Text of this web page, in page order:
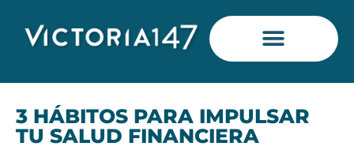
Saltar
contenido
3 HÁBITOS PARA IMPULSAR
TU SALUD FINANCIERA